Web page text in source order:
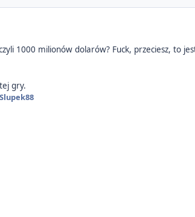
1000 milionów dolarów? Fuck, przeciesz, to
gry.